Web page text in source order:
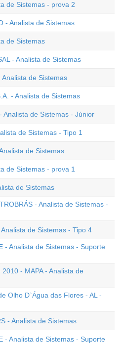
de Sistemas - prova 2
- Analista de Sistemas
de Sistemas
- Analista de Sistemas
de Sistemas
- Analista de Sistemas
Analista de Sistemas - Júnior
de Sistemas - Tipo 1
de Sistemas
de Sistemas - prova 1
de Sistemas
- Analista de Sistemas -
de Sistemas - Tipo 4
- Analista de Sistemas - Suporte
- MAPA - Analista de
Olho D`Água das Flores - AL -
- Analista de Sistemas
- Analista de Sistemas - Suporte